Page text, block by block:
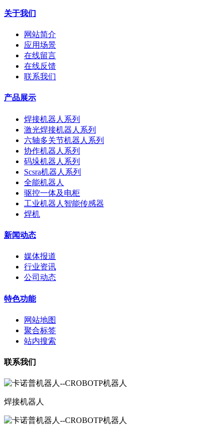
关于我们
网站简介
应用场景
在线留言
在线反馈
联系我们
产品展示
焊接机器人系列
激光焊接机器人系列
六轴多关节机器人系列
协作机器人系列
码垛机器人系列
Scsra机器人系列
全能机器人
驱控一体及电柜
工业机器人智能传感器
焊机
新闻动态
媒体报道
行业资讯
公司动态
特色功能
网站地图
聚合标签
站内搜索
联系我们
焊接机器人